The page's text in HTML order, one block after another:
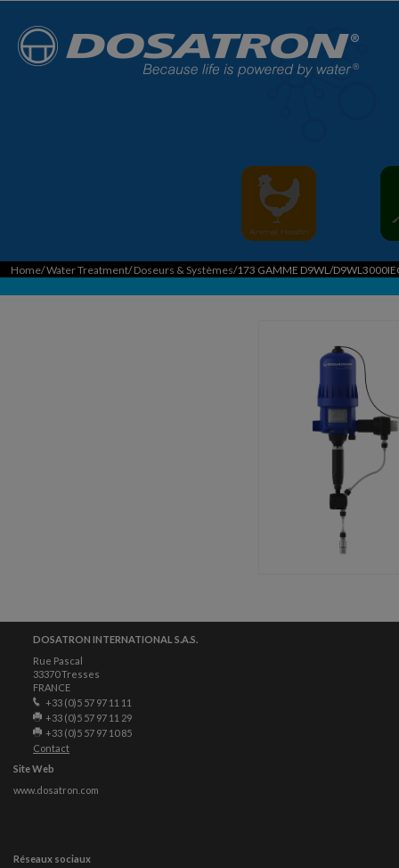
Home/Water Treatment/Doseurs & Systèmes/173 GAMME D9WL/
DOSATRON INTERNATIONAL S.A.S.
Rue Pascal
33370 Tresses
FRANCE
+33 (0)5 57 97 11 11
+33 (0)5 57 97 11 29
+33 (0)5 57 97 10 85
Contact
Site Web
www.dosatron.com
Réseaux sociaux